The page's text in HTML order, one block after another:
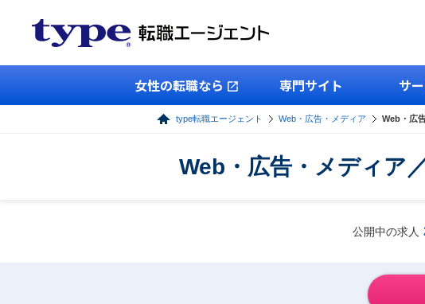
女性の転職なら 専門サイト サ
type転職エージェント Web・広告・メディア Web・広
Web・広告・メディア
公開中の求人